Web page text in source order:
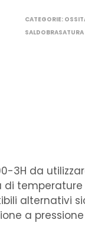
CATEGORIE:
SALDOBRASATURA
3H da
alternativi
a pressione